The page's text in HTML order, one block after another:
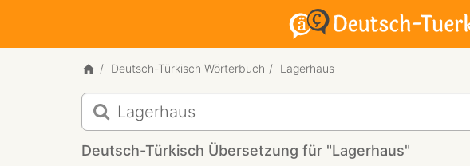
Deutsch-Türkisch Wörterbuch Lagerhaus
Deutsch-
Türkisch
Übersetzung
Deutsch-Türkisch Übersetzung für "Lagerhaus"